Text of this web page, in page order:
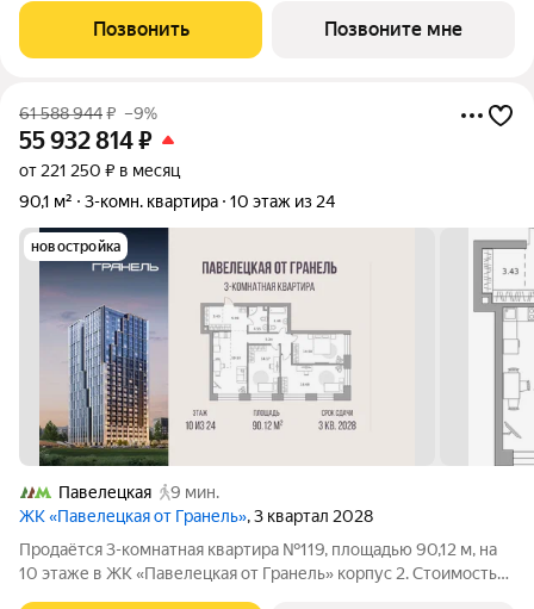
во двор. «Павелецкая от Гранель» проект бизнес-класса в
историческом
Позвонить Позвоните мне
61 588 944₽ –9%
55 932 814₽
от 221 250 ₽ в месяц
90,1 м²
3-комн. квартира 10 этаж из 24
новостройка
Павелецкая
9 мин.
ЖК «Павелецкая от Гранель», 3 квартал 2028
Продаётся 3-комнатная квартира №119, площадью 90,12 м, на
10 этаже в ЖК «Павелецкая от Гранель» корпус 2. Стоимость